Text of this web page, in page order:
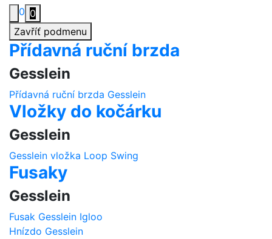
0 0
Zavříť podmenu
Přídavná ruční brzda
Gesslein
Přídavná ruční brzda Gesslein
Vložky do kočárku
Gesslein
Gesslein vložka Loop Swing
Fusaky
Gesslein
Fusak Gesslein Igloo
Hnízdo Gesslein